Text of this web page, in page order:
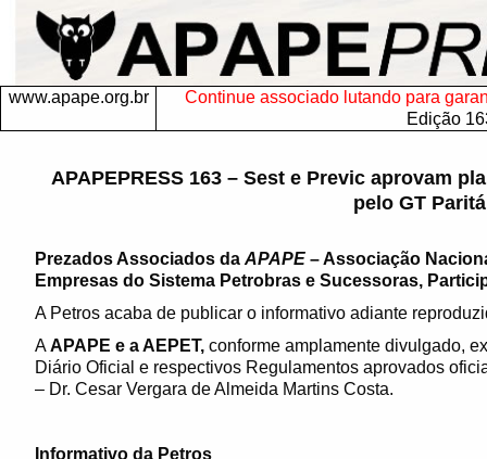
www.apape.org.br
Continue associado lutando para
Edição
APAPEPRESS 163 – Sest e Previc aprovam
pelo GT
Prezados Associados da APAPE – Associação
Empresas do Sistema Petrobras e Sucessoras,
A Petros acaba de publicar o informativo adiante
AAPAPE e a AEPET, conforme amplamente divulgado,
Diário Oficial e respectivos Regulamentos aprovados
– Dr. Cesar Vergara de Almeida Martins Costa.
Informativo da Petros